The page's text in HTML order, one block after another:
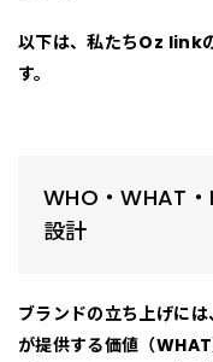
以下は、私たちOz link
す。
WHO・WHAT
設計
ブランドの立ち上げには、
が提供する価値（